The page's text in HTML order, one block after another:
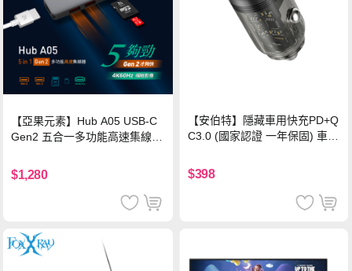
【亞果元素】Hub A05 USB-C
Gen2 五合一多功能高速集線
$1,280
【安伯特】隱藏車用快充PD+Q
C3.0 (國家認證 一年保固) 車充
$398